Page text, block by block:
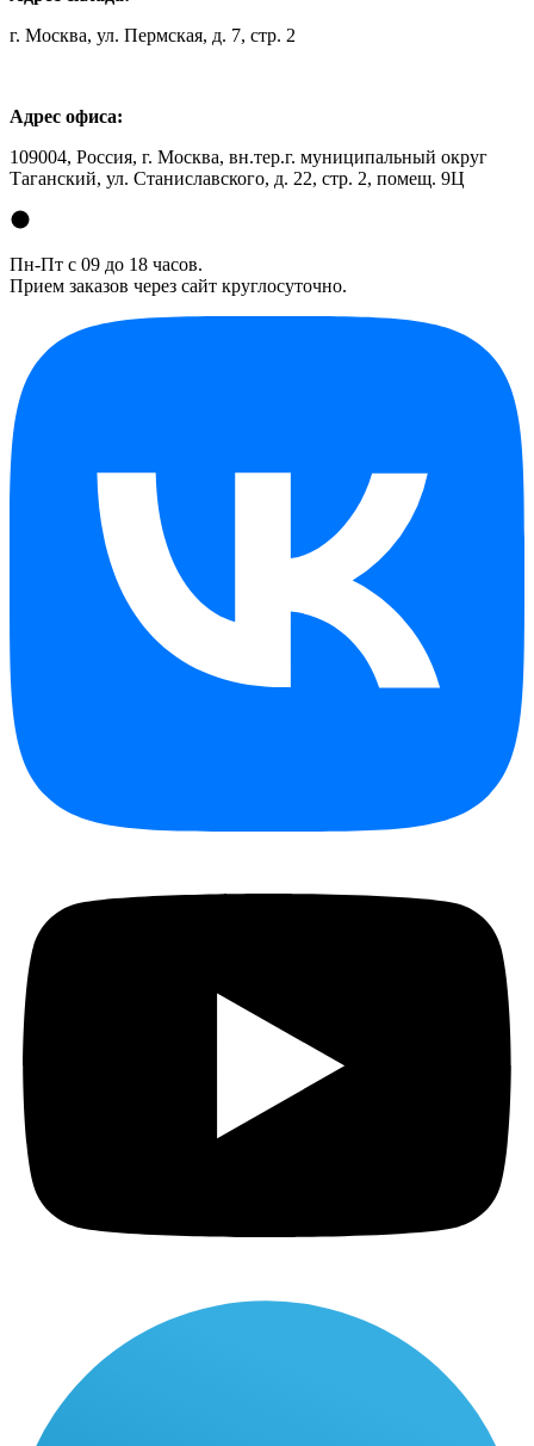
г. Москва, ул. Пермская, д. 7, стр. 2
Адрес офиса:
109004, Россия, г. Москва, вн.тер.г. муниципальный округ
Таганский, ул. Станиславского, д. 22, стр. 2, помещ. 9Ц
Пн-Пт с 09 до 18 часов.
Прием заказов через сайт круглосуточно.